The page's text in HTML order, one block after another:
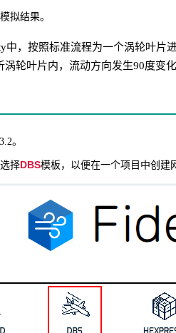
拟结果。
中，按照标准流程为一个涡轮叶片
轮叶片内，流动方向发生90度变化
。
择DBS模板，以便在一个项目中创建